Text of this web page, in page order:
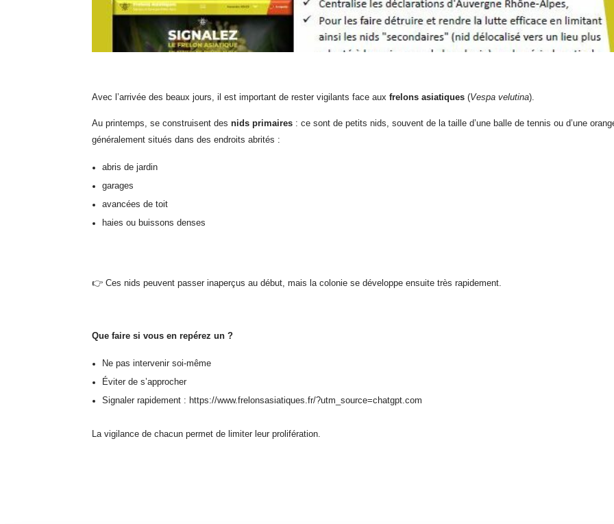
Avec l’arrivée des beaux jours, il est important de rester vigilants face aux frelons asiatiques (Vespa velutina).
Au printemps, se construisent des nids primaires : ce sont de petits nids, souvent de la taille d’une balle de tennis ou d’une
généralement situés dans des endroits abrités :
abris de jardin
garages
avancées de toit
haies ou buissons denses
👉 Ces nids peuvent passer inaperçus au début, mais la colonie se développe ensuite très rapidement.
Que faire si vous en repérez un ?
Ne pas intervenir soi-même
Éviter de s’approcher
Signaler rapidement : https://www.frelonsasiatiques.fr/?utm_source=chatgpt.com
La vigilance de chacun permet de limiter leur prolifération.